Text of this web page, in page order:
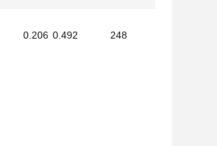
0.206 0.492 248